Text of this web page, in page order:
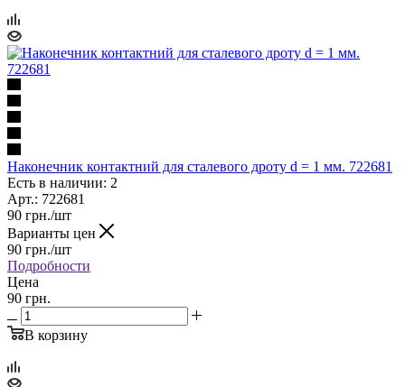
Наконечник контактний для сталевого дроту d = 1 мм. 722681
Есть в наличии: 2
Арт.: 722681
90 грн./шт
Варианты цен
90 грн./шт
Подробности
Цена
90 грн.
В корзину